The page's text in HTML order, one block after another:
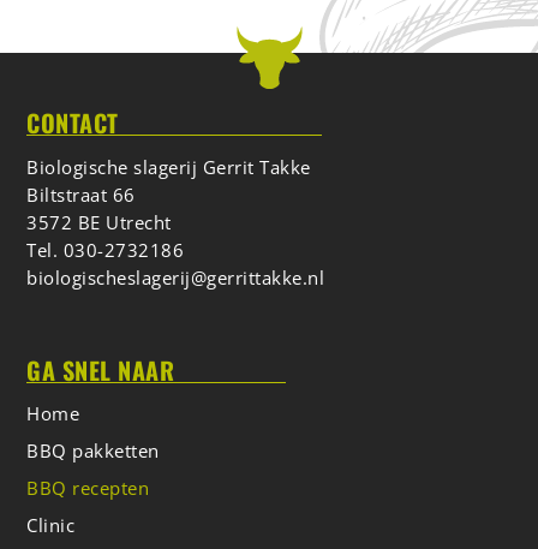
CONTACT
Biologische slagerij Gerrit Takke
Biltstraat 66
3572 BE Utrecht
Tel. 030-2732186
biologischeslagerij@gerrittakke.nl
GA SNEL NAAR
Home
BBQ pakketten
BBQ recepten
Clinic